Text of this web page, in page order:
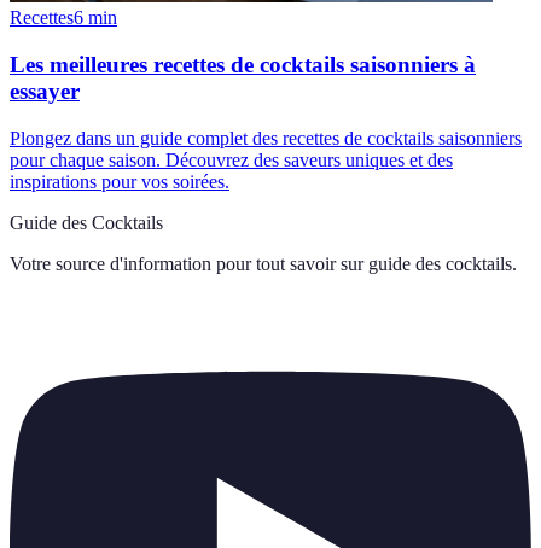
Recettes6 min
Les meilleures recettes de cocktails saisonniers à
essayer
Plongez dans un guide complet des recettes de cocktails saisonniers
pour chaque saison. Découvrez des saveurs uniques et des
inspirations pour vos soirées.
Guide des Cocktails
Votre source d'information pour tout savoir sur guide des cocktails.